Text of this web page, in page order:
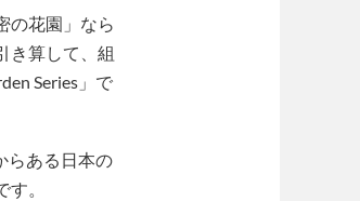
の花園」なら
き算して、組
Series」で
らある日本の
。